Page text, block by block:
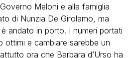
Meloni e alla famiglia
di Nunzia De Girolamo, ma
andato in porto. I numeri portati
ottimi e cambiare sarebbe un
ora che Barbara d’Urso ha